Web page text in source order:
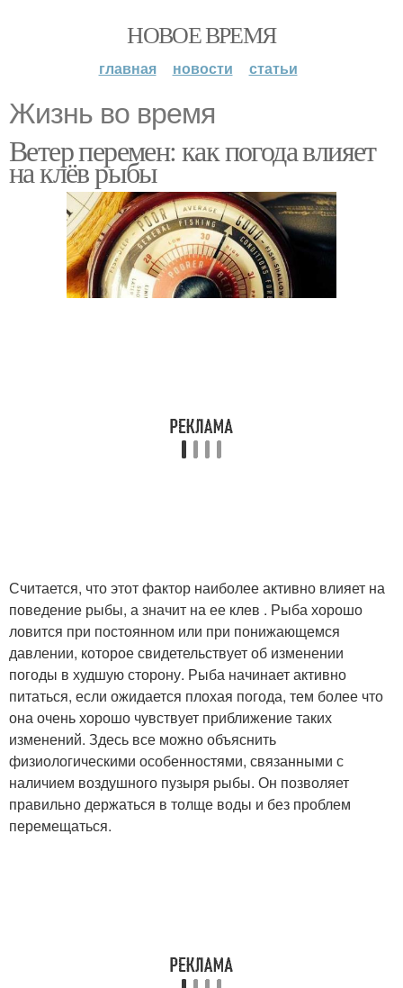
НОВОЕ ВРЕМЯ
главная новости статьи
Жизнь во время
Ветер перемен: как погода влияет
на клёв рыбы
Считается, что этот фактор наиболее активно влияет на
поведение рыбы, а значит на ее клев . Рыба хорошо
ловится при постоянном или при понижающемся
давлении, которое свидетельствует об изменении
погоды в худшую сторону. Рыба начинает активно
питаться, если ожидается плохая погода, тем более что
она очень хорошо чувствует приближение таких
изменений. Здесь все можно объяснить
физиологическими особенностями, связанными с
наличием воздушного пузыря рыбы. Он позволяет
правильно держаться в толще воды и без проблем
перемещаться.